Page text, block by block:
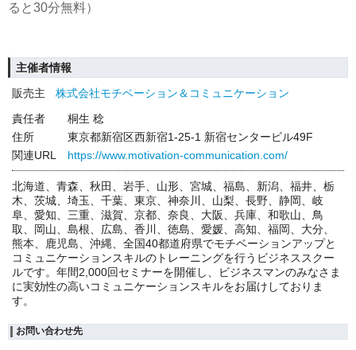
ると30分無料）
主催者情報
販売主
株式会社モチベーション＆コミュニケーション
責任者
桐生 稔
住所
東京都新宿区西新宿1-25-1 新宿センタービル49F
関連URL
https://www.motivation-communication.com/
北海道、青森、秋田、岩手、山形、宮城、福島、新潟、福井、栃
木、茨城、埼玉、千葉、東京、神奈川、山梨、長野、静岡、岐
阜、愛知、三重、滋賀、京都、奈良、大阪、兵庫、和歌山、鳥
取、岡山、島根、広島、香川、徳島、愛媛、高知、福岡、大分、
熊本、鹿児島、沖縄、全国40都道府県でモチベーションアップと
コミュニケーションスキルのトレーニングを行うビジネススクー
ルです。年間2,000回セミナーを開催し、ビジネスマンのみなさま
に実効性の高いコミュニケーションスキルをお届けしておりま
す。
お問い合わせ先